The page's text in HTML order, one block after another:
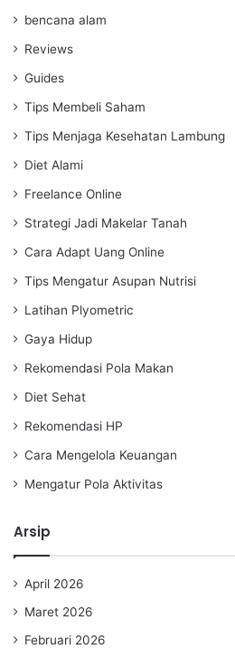
bencana alam
Reviews
Guides
Tips Membeli Saham
Tips Menjaga Kesehatan Lambung
Diet Alami
Freelance Online
Strategi Jadi Makelar Tanah
Cara Adapt Uang Online
Tips Mengatur Asupan Nutrisi
Latihan Plyometric
Gaya Hidup
Rekomendasi Pola Makan
Diet Sehat
Rekomendasi HP
Cara Mengelola Keuangan
Mengatur Pola Aktivitas
Arsip
April 2026
Maret 2026
Februari 2026